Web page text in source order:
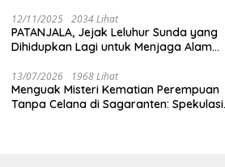
RS Sekarwangi
12/11/2025 2034 Lihat
PATANJALA, Jejak Leluhur Sunda yang
Dihidupkan Lagi untuk Menjaga Alam
13/07/2026 1968 Lihat
Menguak Misteri Kematian Perempuan
Tanpa Celana di Sagaranten: Spekulasi